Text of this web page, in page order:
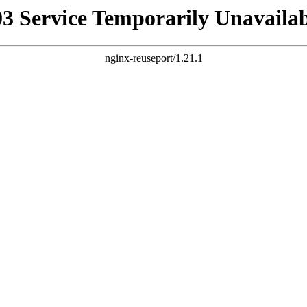
Service Temporarily
nginx-reuseport/1.21.1